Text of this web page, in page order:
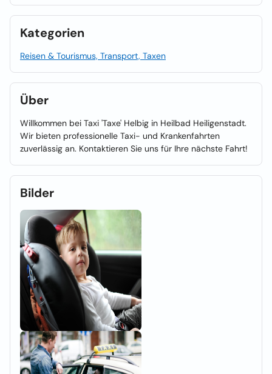
Kategorien
Reisen & Tourismus, Transport, Taxen
Über
Willkommen bei Taxi 'Taxe' Helbig in Heilbad Heiligenstadt.
Wir bieten professionelle Taxi- und Krankenfahrten
zuverlässig an. Kontaktieren Sie uns für Ihre nächste Fahrt!
Bilder